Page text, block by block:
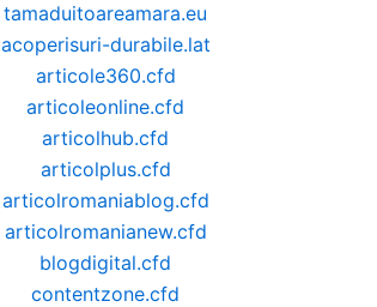
tamaduitoareamara.eu
acoperisuri-durabile.lat
articole360.cfd
articoleonline.cfd
articolhub.cfd
articolplus.cfd
articolromaniablog.cfd
articolromanianew.cfd
blogdigital.cfd
contentzone.cfd